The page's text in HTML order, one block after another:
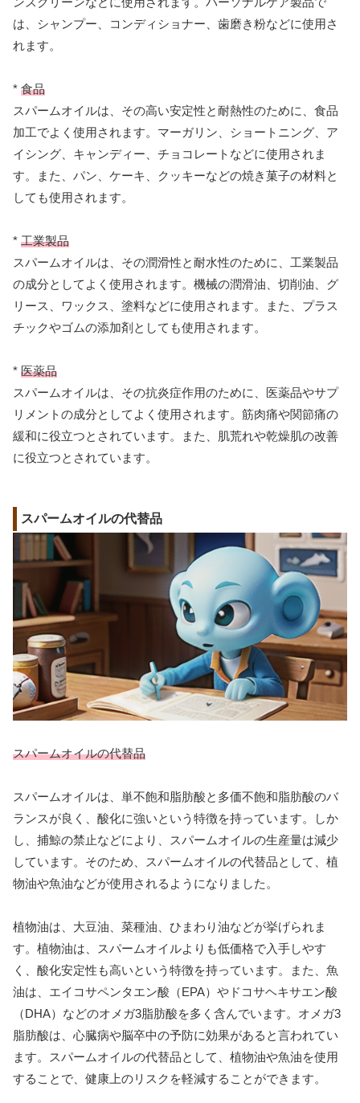
は、シャンプー、コンディショナー、歯磨き粉などに使用さ
れます。
* 食品
スパームオイルは、その高い安定性と耐熱性のために、食品
加工でよく使用されます。マーガリン、ショートニング、ア
イシング、キャンディー、チョコレートなどに使用されま
す。また、パン、ケーキ、クッキーなどの焼き菓子の材料と
しても使用されます。
* 工業製品
スパームオイルは、その潤滑性と耐水性のために、工業製品
の成分としてよく使用されます。機械の潤滑油、切削油、グ
リース、ワックス、塗料などに使用されます。また、プラス
チックやゴムの添加剤としても使用されます。
* 医薬品
スパームオイルは、その抗炎症作用のために、医薬品やサプ
リメントの成分としてよく使用されます。筋肉痛や関節痛の
緩和に役立つとされています。また、肌荒れや乾燥肌の改善
に役立つとされています。
スパームオイルの代替品
スパームオイルの代替品
スパームオイルは、単不飽和脂肪酸と多価不飽和脂肪酸のバ
ランスが良く、酸化に強いという特徴を持っています。しか
し、捕鯨の禁止などにより、スパームオイルの生産量は減少
しています。そのため、スパームオイルの代替品として、植
物油や魚油などが使用されるようになりました。
植物油は、大豆油、菜種油、ひまわり油などが挙げられま
す。植物油は、スパームオイルよりも低価格で入手しやす
く、酸化安定性も高いという特徴を持っています。また、魚
油は、エイコサペンタエン酸（EPA）やドコサヘキサエン酸
（DHA）などのオメガ3脂肪酸を多く含んでいます。オメガ3
脂肪酸は、心臓病や脳卒中の予防に効果があると言われてい
ます。スパームオイルの代替品として、植物油や魚油を使用
することで、健康上のリスクを軽減することができます。